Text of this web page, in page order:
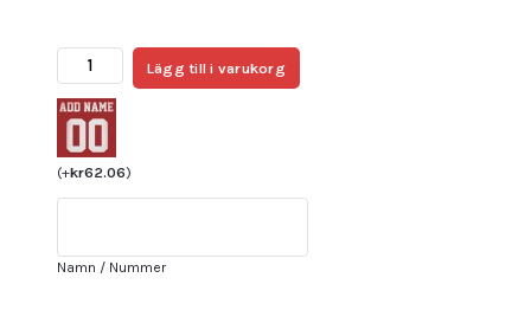
Billiga
Fotbollströjor
Barn
Manchester
City
Hemmatröja
Kortärmad
Lägg till i varukorg
(+kr62.06)
Namn / Nummer